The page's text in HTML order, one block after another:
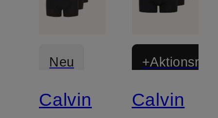
Neu
Calvin
Calvin